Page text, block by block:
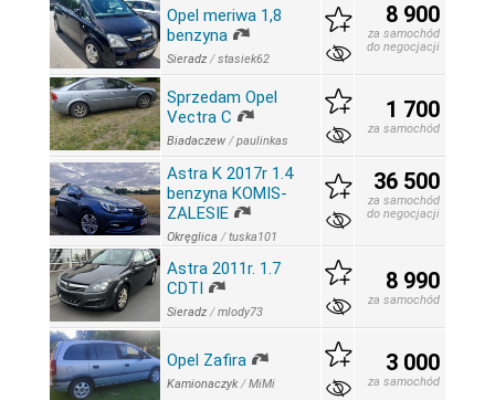
Opel meriwa 1,8
benzyna
Sieradz /stasiek62
8 900
za samochód
do negocjacji
Sprzedam Opel
Vectra C
Biadaczew /paulinkas
1 700
za samochód
Astra K 2017r 1.4
benzyna KOMIS-
ZALESIE
Okręglica /tuska101
36 500
za samochód
do negocjacji
Astra 2011r. 1.7
CDTI
Sieradz /mlody73
8 990
za samochód
Opel Zafira
Kamionaczyk/MiMi
3 000
za samochód